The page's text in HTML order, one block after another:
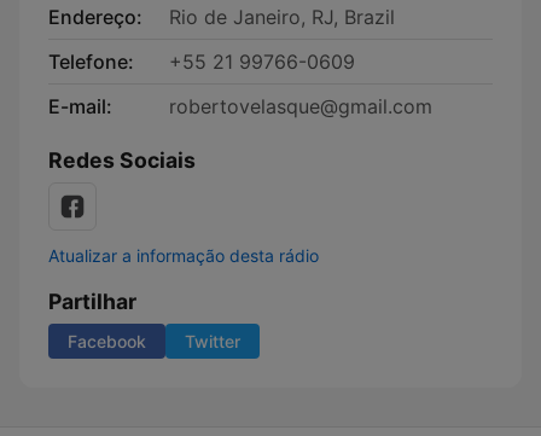
Endereço:
Rio de Janeiro, RJ, Brazil
Telefone:
+55 21 99766-0609
E-mail:
robertovelasque@gmail.com
Redes Sociais
Atualizar a informação desta rádio
Partilhar
Facebook Twitter